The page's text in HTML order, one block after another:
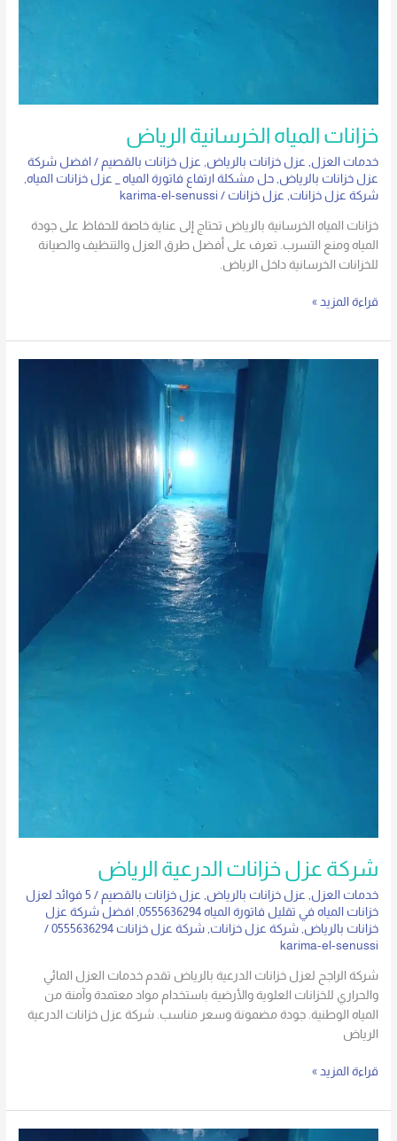
خزانات المياه الخرسانية الرياض
خدمات العزل, عزل خزانات بالرياض, عزل خزانات بالقصيم / افضل شركة
عزل خزانات بالرياض,حل مشكلة ارتفاع فاتورة المياه _ عزل خزانات المياه,
شركة عزل خزانات, عزل خزانات /
karima-el-senussi
خزانات المياه الخرسانية بالرياض تحتاج إلى عناية خاصة للحفاظ على جودة
المياه ومنع التسرب. تعرف على أفضل طرق العزل والتنظيف والصيانة
للخزانات الخرسانية داخل الرياض.
قراءة المزيد »
شركة عزل خزانات الدرعية الرياض
خدمات العزل, عزل خزانات بالرياض, عزل خزانات بالقصيم /
5 فوائد لعزل
خزانات المياه في تقليل فاتورة المياه 0555636294
, افضل شركة عزل
خزانات بالرياض,شركة عزل خزانات,شركة عزل خزانات 0555636294
/
karima-el-senussi
شركة الراجح لعزل خزانات الدرعية بالرياض تقدم خدمات العزل المائي
والحراري للخزانات العلوية والأرضية باستخدام مواد معتمدة وآمنة من
المياه الوطنية. جودة مضمونة وسعر مناسب. شركة عزل خزانات الدرعية
الرياض
قراءة المزيد »